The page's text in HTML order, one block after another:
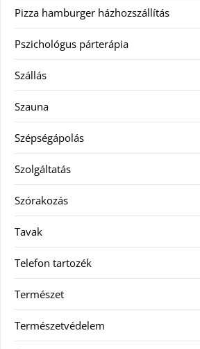
Pizza hamburger házhozszállítás
Pszichológus párterápia
Szállás
Szauna
Szépségápolás
Szolgáltatás
Szórakozás
Tavak
Telefon tartozék
Természet
Természetvédelem